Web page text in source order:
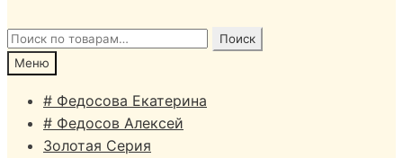
Искать:
Поиск
Меню
# Федосова Екатерина
# Федосов Алексей
Золотая Серия